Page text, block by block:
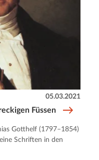
Füssen
05.03.2021
Gotthelf (1797–1854)
Schriften in den